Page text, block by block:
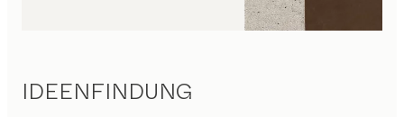
IDEENFINDUNG